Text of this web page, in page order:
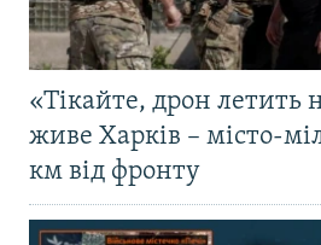
«Тікайте, дрон летить
живе Харків – місто-
км від фронту